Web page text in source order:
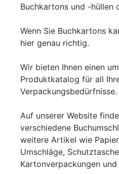
Fornavn *
E-post *
Buchkartons und -hüllen
Wenn Sie Buchkartons
hier genau richtig.
Wir bieten Ihnen einen
Produktkatalog für all
Verpackungsbedürfnisse.
Auf unserer Website
verschiedene
weitere Artikel wie
Umschläge,
Kartonverpackungen und